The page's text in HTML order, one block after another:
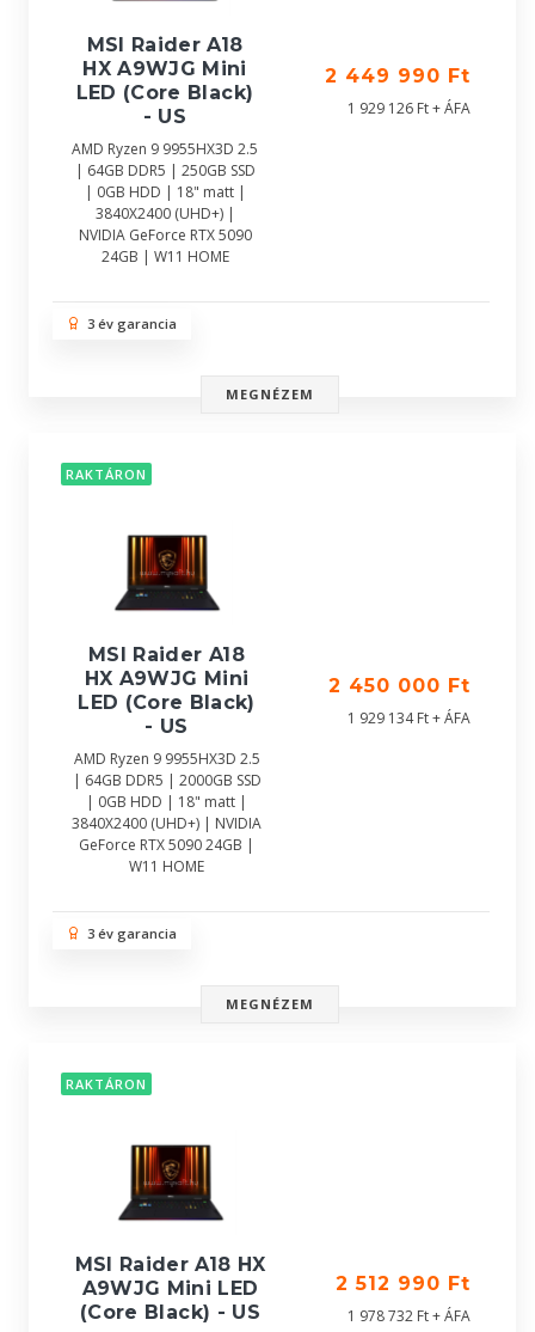
MSI Raider A18
HX A9WJG Mini
LED (Core Black)
- US
AMD Ryzen 9 9955HX3D 2.5
| 64GB DDR5 | 250GB SSD
| 0GB HDD | 18" matt |
3840X2400 (UHD+) |
NVIDIA GeForce RTX 5090
24GB | W11 HOME
2 449 990 Ft
1 929 126 Ft + ÁFA
3 év garancia
MEGNÉZEM
RAKTÁRON
MSI Raider A18
HX A9WJG Mini
LED (Core Black)
- US
AMD Ryzen 9 9955HX3D 2.5
| 64GB DDR5 | 2000GB SSD
| 0GB HDD | 18" matt |
3840X2400 (UHD+) | NVIDIA
GeForce RTX 5090 24GB |
W11 HOME
2 450 000 Ft
1 929 134 Ft + ÁFA
3 év garancia
MEGNÉZEM
RAKTÁRON
MSI Raider A18 HX
A9WJG Mini LED
(Core Black) - US
2 512 990 Ft
1 978 732 Ft + ÁFA